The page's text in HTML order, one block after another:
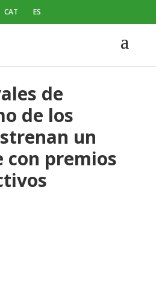
CAT ES
de
de los
un
con premios